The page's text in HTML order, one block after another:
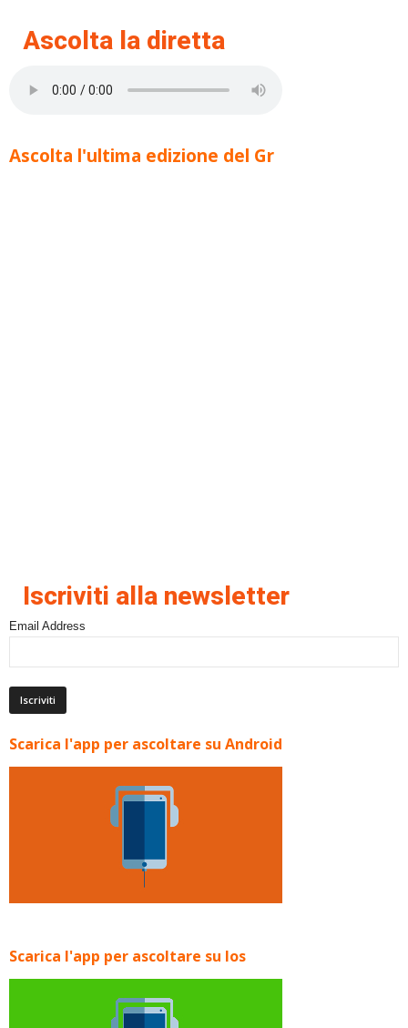
Ascolta la diretta
Ascolta l'ultima edizione del Gr
Iscriviti alla newsletter
Email Address
Scarica l'app per ascoltare su Android
Scarica l'app per ascoltare su Ios